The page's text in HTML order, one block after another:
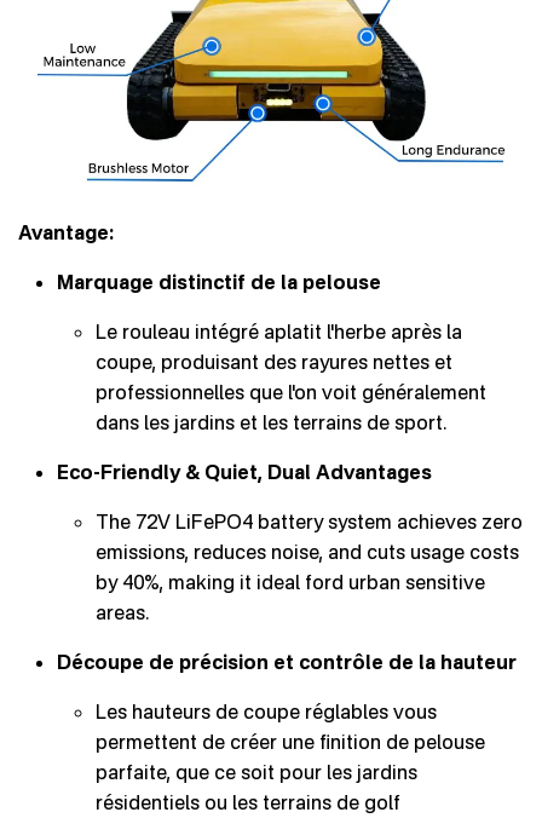
Avantage:
Marquage distinctif de la pelouse
Le rouleau intégré aplatit l'herbe après la
coupe, produisant des rayures nettes et
professionnelles que l'on voit généralement
dans les jardins et les terrains de sport.
Eco-Friendly & Quiet, Dual Advantages
The 72V LiFePO4 battery system achieves zero
emissions, reduces noise, and cuts usage costs
by 40%, making it ideal ford urban sensitive
areas.
Découpe de précision et contrôle de la hauteur
Les hauteurs de coupe réglables vous
permettent de créer une finition de pelouse
parfaite, que ce soit pour les jardins
résidentiels ou les terrains de golf